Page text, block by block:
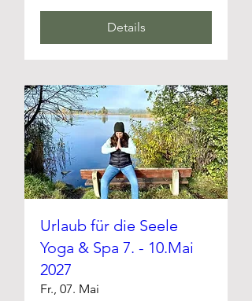
Details
Urlaub für die Seele
Yoga & Spa 7. - 10.Mai
2027
Fr., 07. Mai